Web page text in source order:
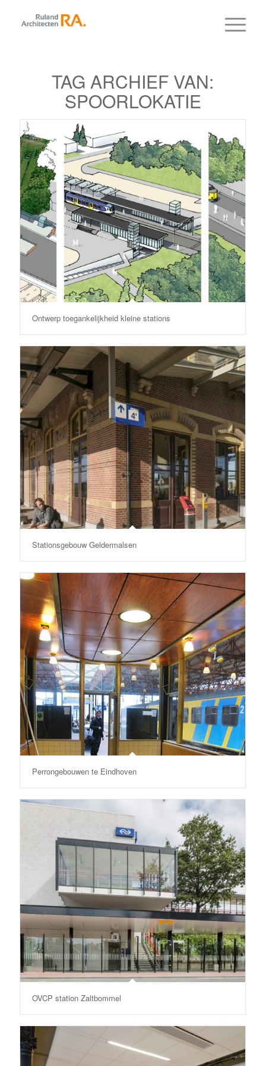
TAG ARCHIEF VAN:
SPOORLOKATIE
Ontwerp toegankelijkheid kleine stations
Stationsgebouw Geldermalsen
Perrongebouwen te Eindhoven
OVCP station Zaltbommel